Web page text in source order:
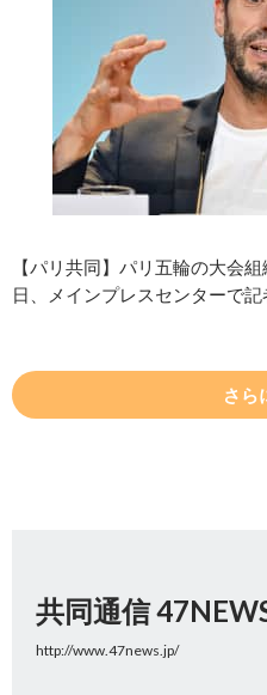
【パリ共同】パリ五輪の大会
日、メインプレスセンターで
さら
共同通信
http://www.47news.jp/